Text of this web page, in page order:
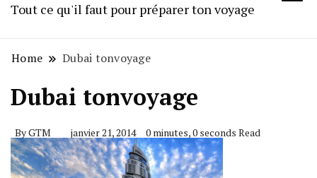
Tout ce qu'il faut pour préparer ton voyage
Home Dubai tonvoyage
Dubai tonvoyage
ByGTM janvier 21, 2014 0 minutes, 0 seconds Read